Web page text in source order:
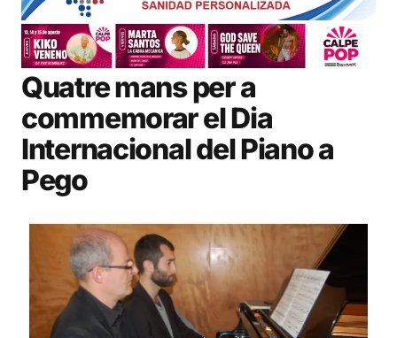
Quatre mans per a
commemorar el Dia
Internacional del Piano a
Pego